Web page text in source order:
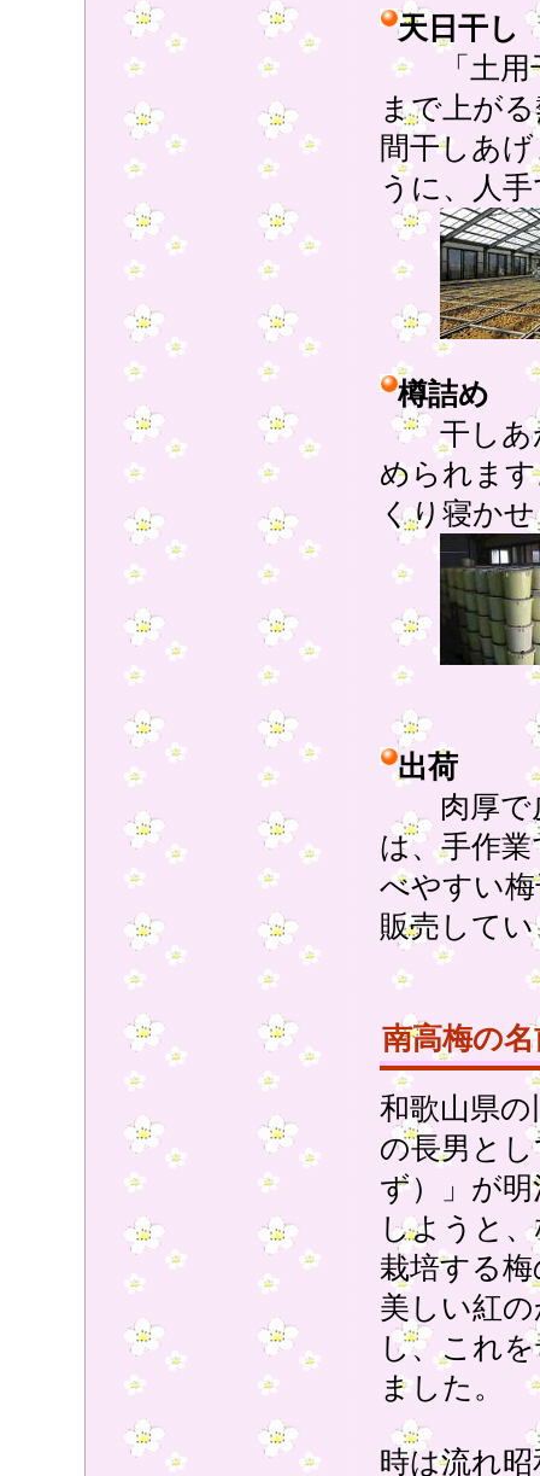
天日干し
「土用干
まで上が
間干しあ
うに、人
樽詰め
干しあが
められま
くり寝か
出荷
肉厚で皮
は、手作
べやすい
販売して
南高梅の
和歌山県
の長男と
ず）」が
しようと
栽培する
美しい紅
し、これ
ました。
時は流れ